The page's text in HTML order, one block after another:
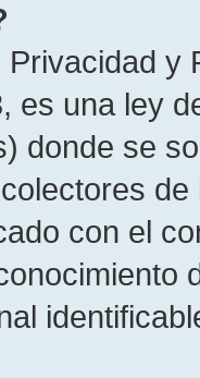
Privacidad
es una ley
donde se
con el